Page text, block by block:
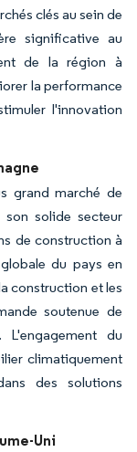
clés au sein de
significative au
de la région à
la performance
l'innovation
grand marché de
solide secteur
de construction à
du pays en
construction et les
soutenue de
L'engagement du
climatiquement
des solutions
Uni